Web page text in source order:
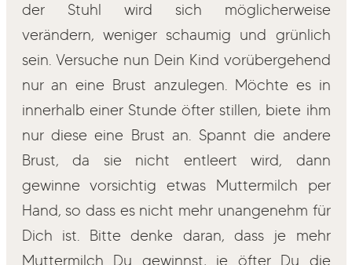
der Stuhl wird sich möglicherweise
verändern, weniger schaumig und grünlich
sein. Versuche nun Dein Kind vorübergehend
nur an eine Brust anzulegen. Möchte es in
innerhalb einer Stunde öfter stillen, biete ihm
nur diese eine Brust an. Spannt die andere
Brust, da sie nicht entleert wird, dann
gewinne vorsichtig etwas Muttermilch per
Hand, so dass es nicht mehr unangenehm für
Dich ist. Bitte denke daran, dass je mehr
Muttermilch Du gewinnst, je öfter Du die